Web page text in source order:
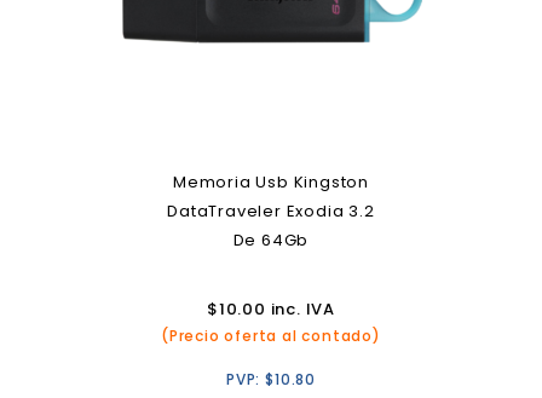
Memoria Usb Kingston
DataTraveler Exodia 3.2
De 64Gb
$10.00 inc. IVA
(Precio oferta al contado)
PVP:$10.80